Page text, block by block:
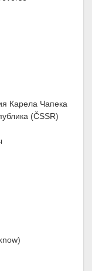
Карела Чапека
(ČSSR)